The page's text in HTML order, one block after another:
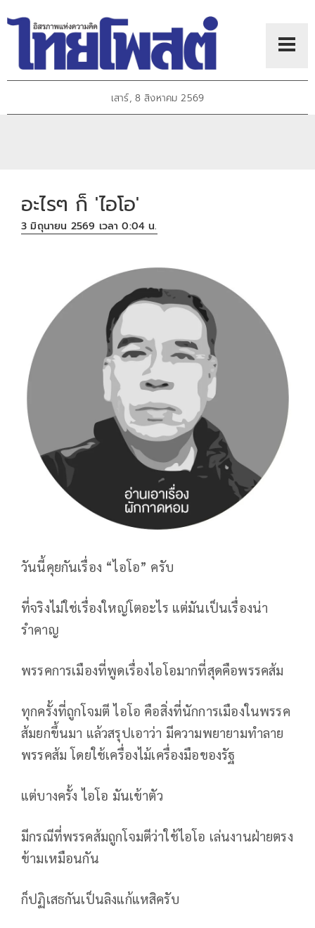
เสาร์, 8 สิงหาคม 2569
อะไรๆ ก็ 'ไอโอ'
3 มิถุนายน 2569 เวลา 0:04 น.
วันนี้คุยกันเรื่อง “ไอโอ” ครับ
ที่จริงไม่ใช่เรื่องใหญ่โตอะไร แต่มันเป็นเรื่องน่า
รำคาญ
พรรคการเมืองที่พูดเรื่องไอโอมากที่สุดคือพรรคส้ม
ทุกครั้งที่ถูกโจมตี ไอโอ คือสิ่งที่นักการเมืองในพรรค
ส้มยกขึ้นมา แล้วสรุปเอาว่า มีความพยายามทำลาย
พรรคส้ม โดยใช้เครื่องไม้เครื่องมือของรัฐ
แต่บางครั้ง ไอโอ มันเข้าตัว
มีกรณีที่พรรคส้มถูกโจมตีว่าใช้ไอโอ เล่นงานฝ่ายตรง
ข้ามเหมือนกัน
ก็ปฏิเสธกันเป็นลิงแก้แหสิครับ